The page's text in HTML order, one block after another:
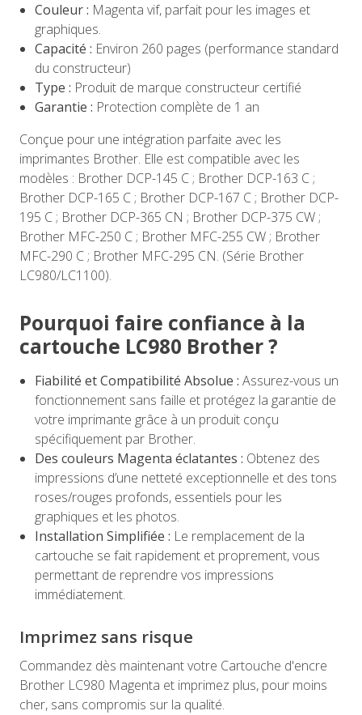
Couleur : Magenta vif, parfait pour les images et
graphiques.
Capacité : Environ 260 pages (performance standard
du constructeur)
Type : Produit de marque constructeur certifié
Garantie : Protection complète de 1 an
Conçue pour une intégration parfaite avec les
imprimantes Brother. Elle est compatible avec les
modèles : Brother DCP-145 C ; Brother DCP-163 C ;
Brother DCP-165 C ; Brother DCP-167 C ; Brother DCP-
195 C ; Brother DCP-365 CN ; Brother DCP-375 CW ;
Brother MFC-250 C ; Brother MFC-255 CW ; Brother
MFC-290 C ; Brother MFC-295 CN. (Série Brother
LC980/LC1100).
Pourquoi faire confiance à la
cartouche LC980 Brother ?
Fiabilité et Compatibilité Absolue : Assurez-vous un
fonctionnement sans faille et protégez la garantie de
votre imprimante grâce à un produit conçu
spécifiquement par Brother.
Des couleurs Magenta éclatantes : Obtenez des
impressions d’une netteté exceptionnelle et des tons
roses/rouges profonds, essentiels pour les
graphiques et les photos.
Installation Simplifiée : Le remplacement de la
cartouche se fait rapidement et proprement, vous
permettant de reprendre vos impressions
immédiatement.
Imprimez sans risque
Commandez dès maintenant votre Cartouche d'encre
Brother LC980 Magenta et imprimez plus, pour moins
cher, sans compromis sur la qualité.